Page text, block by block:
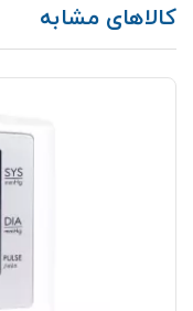
کالاهای مشابه